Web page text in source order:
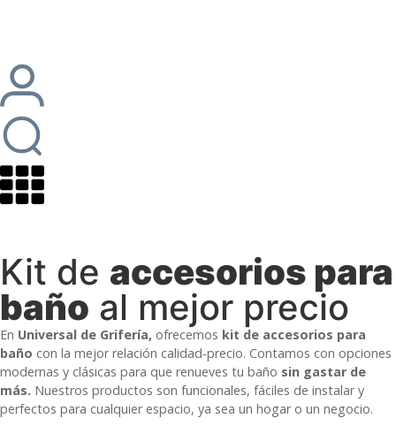
Kit de accesorios para
baño al mejor precio
En Universal de Grifería, ofrecemos kit de accesorios para
baño con la mejor relación calidad-precio. Contamos con opciones
modernas y clásicas para que renueves tu baño sin gastar de
más. Nuestros productos son funcionales, fáciles de instalar y
perfectos para cualquier espacio, ya sea un hogar o un negocio.